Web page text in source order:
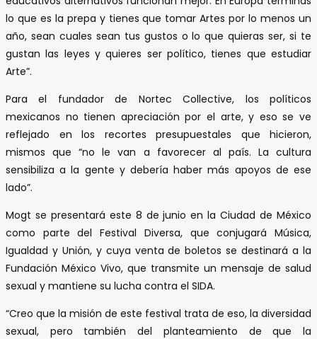
lo que es la prepa y tienes que tomar Artes por lo menos un
año, sean cuales sean tus gustos o lo que quieras ser, si te
gustan las leyes y quieres ser político, tienes que estudiar
Arte”.
Para el fundador de Nortec Collective, los políticos
mexicanos no tienen apreciación por el arte, y eso se ve
reflejado en los recortes presupuestales que hicieron,
mismos que “no le van a favorecer al país. La cultura
sensibiliza a la gente y debería haber más apoyos de ese
lado”.
Mogt se presentará este 8 de junio en la Ciudad de México
como parte del Festival Diversa, que conjugará Música,
Igualdad y Unión, y cuya venta de boletos se destinará a la
Fundación México Vivo, que transmite un mensaje de salud
sexual y mantiene su lucha contra el SIDA.
“Creo que la misión de este festival trata de eso, la diversidad
sexual, pero también del planteamiento de que la